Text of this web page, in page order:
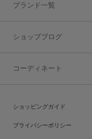
ブランド一覧
ショップブログ
コーディネート
ショッピングガイド
プライバシーポリシー